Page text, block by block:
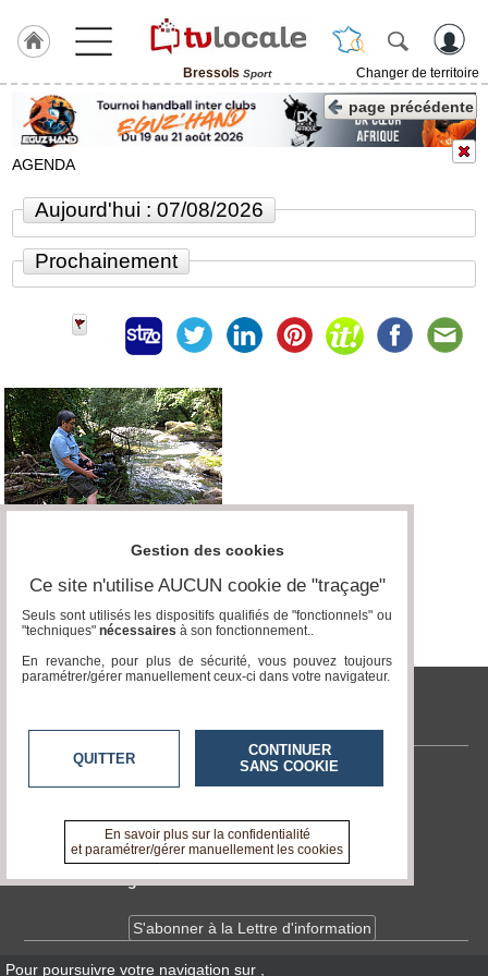
Bressols Sport
Changer de territoire
J'adhère
Hulcoq
TvLocale
France
Agenda
Gazette
Vidéos
Prémium
Inscription
annuaire
Accès
AGENDA
page précédente
Aujourd'hui : 07/08/2026
Prochainement
tvlocale.fr
Contactez-nous
A propos de tvlocale.fr
Devenir délégué
S'abonner à la Lettre d'information
Pour poursuivre votre navigation sur
Gestion des cookies
Ce site n'utilise AUCUN cookie de "traçage"
Seuls sont utilisés les dispositifs qualifiés de "fonctionnels" ou
"techniques" nécessaires à son fonctionnement..
En revanche, pour plus de sécurité, vous pouvez toujours
paramétrer/gérer manuellement ceux-ci dans votre navigateur.
QUITTER
CONTINUER
SANS COOKIE
En savoir plus sur la confidentialité
et paramétrer/gérer manuellement les cookies